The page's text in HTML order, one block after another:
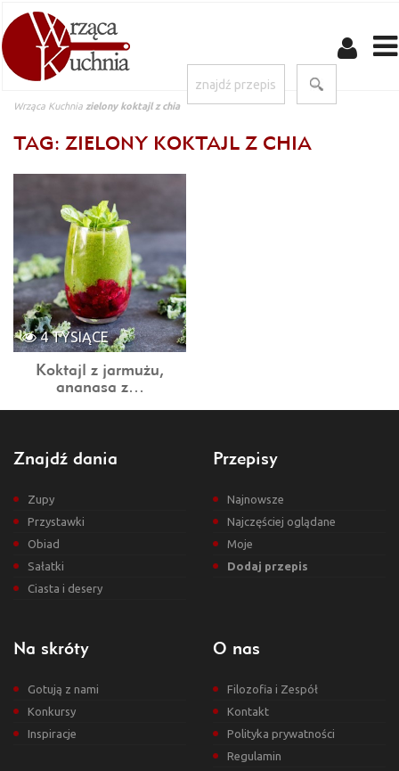
Wrząca Kuchnia zielony koktajl z chia
TAG: ZIELONY KOKTAJL Z CHIA
4 TYSIĄCE
Koktajl z jarmużu,
ananasa z…
Znajdź dania
Zupy
Przystawki
Obiad
Sałatki
Ciasta i desery
Przepisy
Najnowsze
Najczęściej oglądane
Moje
Dodaj przepis
Na skróty
Gotują z nami
Konkursy
Inspiracje
O nas
Filozofia i Zespół
Kontakt
Polityka prywatności
Regulamin